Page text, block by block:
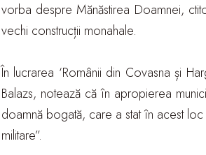
vorba despre Mănăstirea Doamnei,
vechi construcții monahale.
În lucrarea ‘Românii din Covasna și
Balazs, notează că în apropierea
doamnă bogată, care a stat în acest
militare”.